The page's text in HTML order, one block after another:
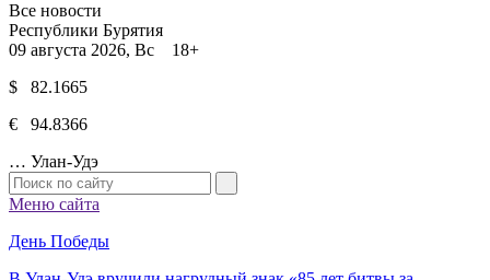
Все новости
Республики Бурятия
09 августа 2026, Вс 18+
$ 82.1665
€ 94.8366
… Улан-Удэ
Меню сайта
День Победы